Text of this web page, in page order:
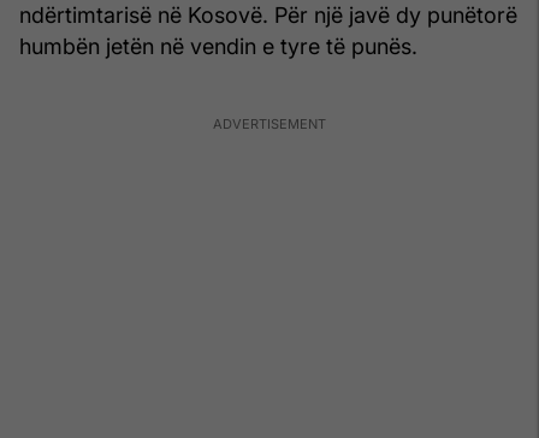
ndërtimtarisë në Kosovë. Për një javë dy punëtorë
humbën jetën në vendin e tyre të punës.